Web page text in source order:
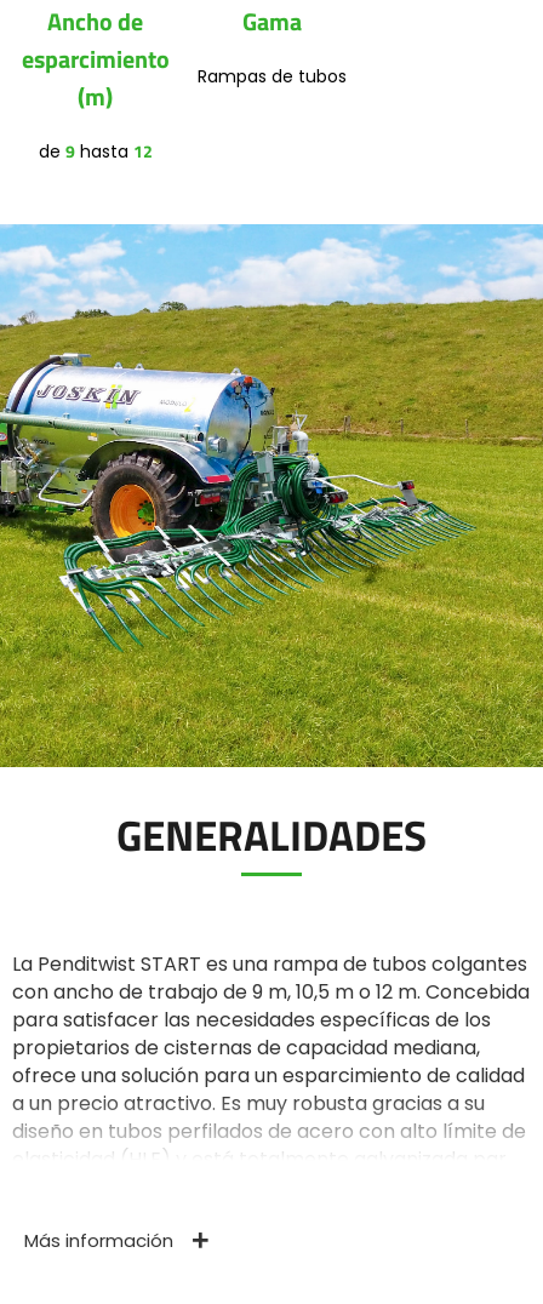
CONTACTO
Română
Български
Eesti keel
Slovenija
Lietuvių kalba
Česká republika
Srpski
Yкраїнська мова
ελληνικά
한국의
日本語
中文
Ancho de
esparcimiento
(m)
de 9hasta 12
Gama
Rampas de tubos
GENERALIDADES
La Penditwist START es una rampa de tubos colgantes
con ancho de trabajo de 9 m, 10,5 m o 12 m. Concebida
para satisfacer las necesidades específicas de los
propietarios de cisternas de capacidad mediana,
ofrece una solución para un esparcimiento de calidad
a un precio atractivo. Es muy robusta gracias a su
diseño en tubos perfilados de acero con alto límite de
elasticidad (HLE) y está totalmente galvanizada para
colgantes fijados a intervalos de 25 cm, que depositan
Más información